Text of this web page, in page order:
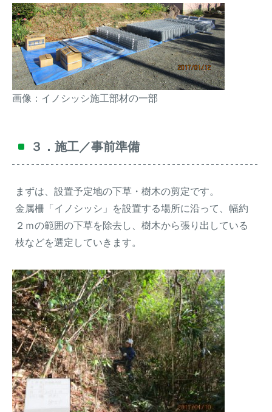
画像：イノシッシ施工部材の一部
３．施工／事前準備
まずは、設置予定地の下草・樹木の剪定です。
金属柵「イノシッシ」を設置する場所に沿って、幅約
２ｍの範囲の下草を除去し、樹木から張り出している
枝などを選定していきます。